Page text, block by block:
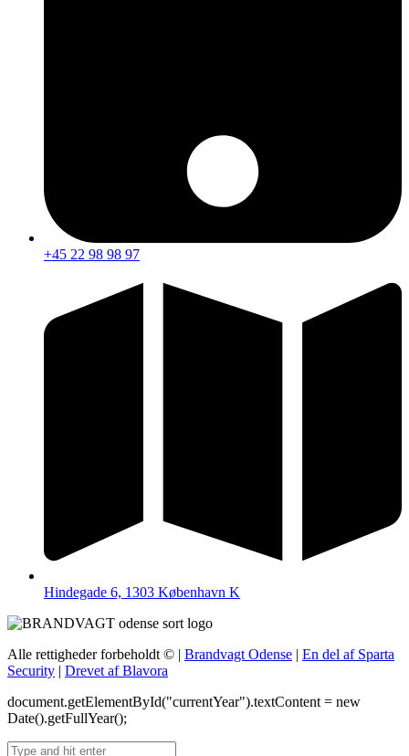
+45 22 98 98 97
Hindegade 6, 1303 København K
Alle rettigheder forbeholdt © | Brandvagt Odense | En del af Sparta
Security | Drevet af Blavora
document.getElementById("currentYear").textContent = new
Date().getFullYear();